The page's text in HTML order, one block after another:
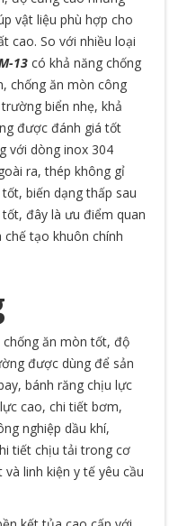
vật liệu phù hợp cho
cao. So với nhiều loại
13 có khả năng chống
chống ăn mòn công
biển nhẹ, khả
được đánh giá tốt
với dòng inox 304
ra, thép không gỉ
biến dạng thấp sau
đây là ưu điểm quan
tạo khuôn chính
ăn mòn tốt, độ
được dùng để sản
bánh răng chịu lực
cao, chi tiết bơm,
nghiệp dầu khí,
tiết chịu tải trong cơ
linh kiện y tế yêu cầu